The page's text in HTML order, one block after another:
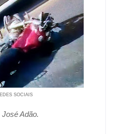
SOCIAIS
Adão.